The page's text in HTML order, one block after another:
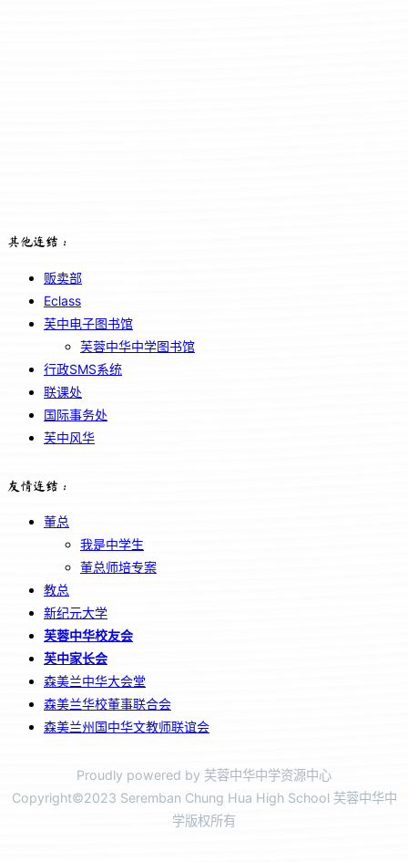
其他连结：
贩卖部
Eclass
芙中电子图书馆
芙蓉中华中学图书馆
行政SMS系统
联课处
国际事务处
芙中风华
友情连结：
董总
我是中学生
董总师培专案
教总
新纪元大学
芙蓉中华校友会
芙中家长会
森美兰中华大会堂
森美兰华校董事联合会
森美兰州国中华文教师联谊会
Proudly powered by 芙蓉中华中学资源中心
Copyright©2023 Seremban Chung Hua High School 芙蓉中华中
学版权所有